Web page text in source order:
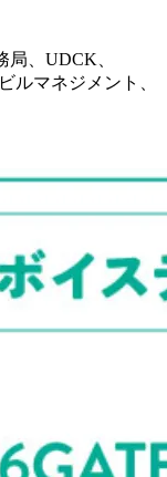
、UDCK、
ルマネジメント、